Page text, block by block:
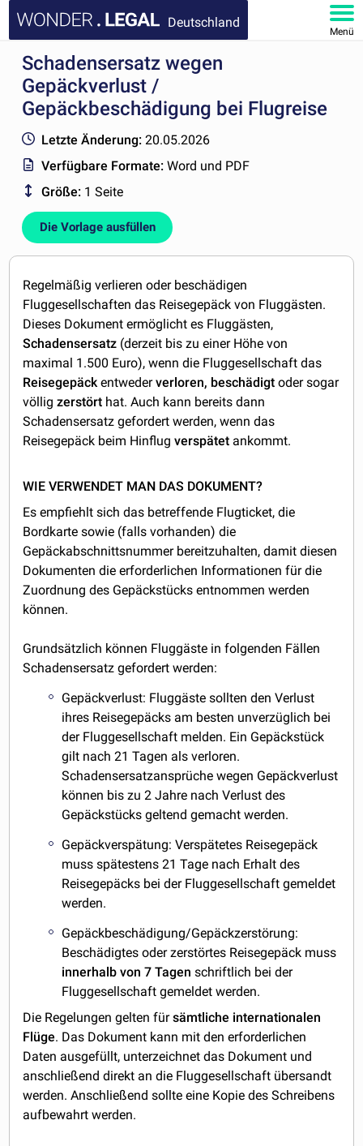
Deutschland
Menü
HOMEPAGE
DOKUMENTE
FAQ
KONTAKT
MEIN KONTO
Schadensersatz wegen
Gepäckverlust /
Gepäckbeschädigung bei Flugreise
Letzte Änderung: 20.05.2026
Verfügbare Formate:Word und PDF
Größe: 1 Seite
Die Vorlage ausfüllen
Regelmäßig verlieren oder beschädigen
Fluggesellschaften das Reisegepäck von Fluggästen.
Dieses Dokument ermöglicht es Fluggästen,
Schadensersatz (derzeit bis zu einer Höhe von
maximal 1.500 Euro), wenn die Fluggesellschaft das
Reisegepäckentwederverloren, beschädigt oder sogar
völligzerstört hat. Auch kann bereits dann
Schadensersatz gefordert werden, wenn das
Reisegepäck beim Hinflugverspätet ankommt.
WIE VERWENDET MAN DAS DOKUMENT?
Es empfiehlt sich das betreffende Flugticket, die
Bordkarte sowie (falls vorhanden) die
Gepäckabschnittsnummer bereitzuhalten, damit diesen
Dokumenten die erforderlichen Informationen für die
Zuordnung des Gepäckstücks entnommen werden
können.
Grundsätzlich können Fluggäste in folgenden Fällen
Schadensersatz gefordert werden:
Gepäckverlust: Fluggäste sollten den Verlust
ihres Reisegepäcks am besten unverzüglich bei
der Fluggesellschaft melden. Ein Gepäckstück
gilt nach 21 Tagen als verloren.
Schadensersatzansprüche wegen Gepäckverlust
können bis zu 2 Jahre nach Verlust des
Gepäckstücks geltend gemacht werden.
Gepäckverspätung: Verspätetes Reisegepäck
muss spätestens 21 Tage nach Erhalt des
Reisegepäcks bei der Fluggesellschaft gemeldet
werden.
Gepäckbeschädigung/Gepäckzerstörung:
Beschädigtes oder zerstörtes Reisegepäck muss
innerhalb von 7 Tagen schriftlich bei der
Fluggesellschaft gemeldet werden.
Die Regelungen gelten fürsämtliche internationalen
Flüge. Das Dokument kann mit den erforderlichen
Daten ausgefüllt, unterzeichnet das Dokument und
anschließend direkt an die Fluggesellschaft übersandt
werden. Anschließend sollte eine Kopie des Schreibens
aufbewahrt werden.